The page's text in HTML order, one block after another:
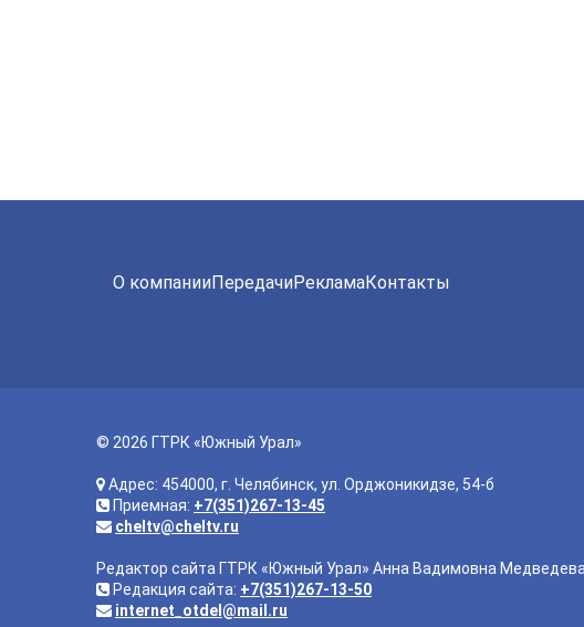
О компанииПередачиРекламаКонтакты
© 2026 ГТРК «Южный Урал»
Адрес: 454000, г. Челябинск, ул. Орджоникидзе, 54-б
Приемная: +7(351)267-13-45
cheltv@cheltv.ru
Редактор сайта ГТРК «Южный Урал» Анна Вадимовна Медведева
Редакция сайта: +7(351)267-13-50
internet_otdel@mail.ru